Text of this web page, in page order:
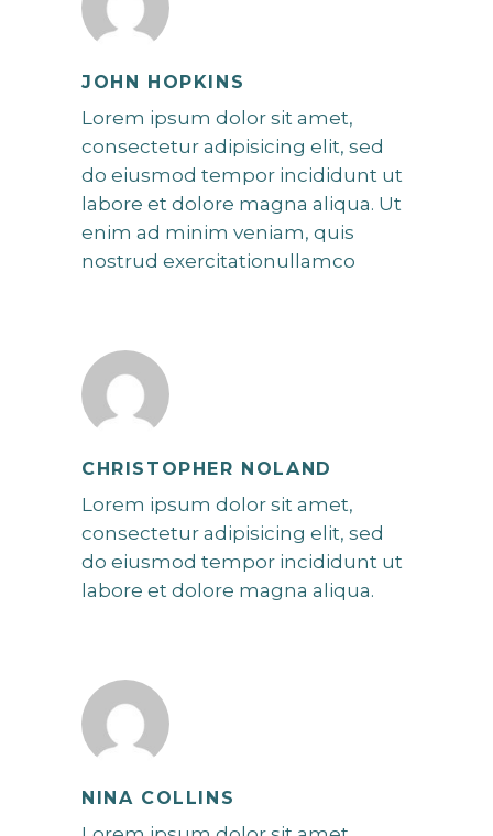
JOHN HOPKINS
Lorem ipsum dolor sit amet,
consectetur adipisicing elit, sed
do eiusmod tempor incididunt ut
labore et dolore magna aliqua. Ut
enim ad minim veniam, quis
nostrud exercitationullamco
CHRISTOPHER NOLAND
Lorem ipsum dolor sit amet,
consectetur adipisicing elit, sed
do eiusmod tempor incididunt ut
labore et dolore magna aliqua.
NINA COLLINS